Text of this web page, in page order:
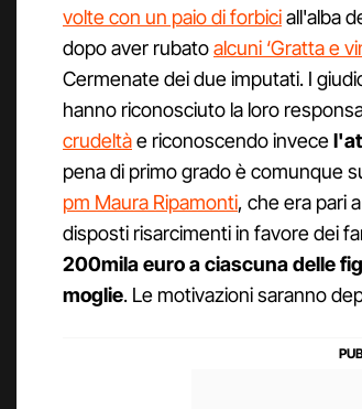
volte con un paio di forbiciall'alba
dopo aver rubatoalcuni ‘Gratta e
Cermenate dei due imputati. I
hanno riconosciuto la loro
crudeltàe riconoscendo invece
pena di primo grado è comunque
pm Maura Ripamonti, che era pari
disposti risarcimenti in favore dei
200mila euro a ciascuna delle
moglie. Le motivazioni saranno